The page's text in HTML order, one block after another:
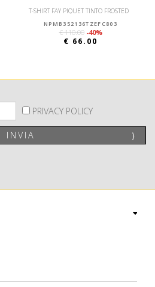
T-SHIRT FAY PIQUET TINTO FROSTED
NPMB352136TZEFC803
€ 110.00 -40%
€ 66.00
PRIVACY POLICY
INVIA ⟩